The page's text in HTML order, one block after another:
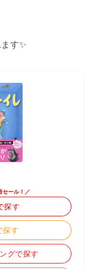
す✨
探す
セール！／
探す
グで探す